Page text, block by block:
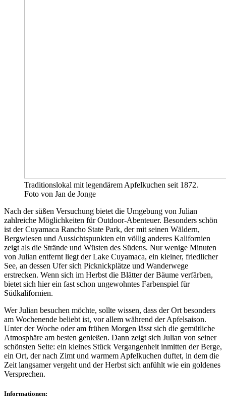
Traditionslokal mit legendärem Apfelkuchen seit 1872.
Foto von Jan de Jonge
Nach der süßen Versuchung bietet die Umgebung von Julian
zahlreiche Möglichkeiten für Outdoor-Abenteuer. Besonders schön
ist der Cuyamaca Rancho State Park, der mit seinen Wäldern,
Bergwiesen und Aussichtspunkten ein völlig anderes Kalifornien
zeigt als die Strände und Wüsten des Südens. Nur wenige Minuten
von Julian entfernt liegt der Lake Cuyamaca, ein kleiner, friedlicher
See, an dessen Ufer sich Picknickplätze und Wanderwege
erstrecken. Wenn sich im Herbst die Blätter der Bäume verfärben,
bietet sich hier ein fast schon ungewohntes Farbenspiel für
Südkalifornien.
Wer Julian besuchen möchte, sollte wissen, dass der Ort besonders
am Wochenende beliebt ist, vor allem während der Apfelsaison.
Unter der Woche oder am frühen Morgen lässt sich die gemütliche
Atmosphäre am besten genießen. Dann zeigt sich Julian von seiner
schönsten Seite: ein kleines Stück Vergangenheit inmitten der Berge,
ein Ort, der nach Zimt und warmem Apfelkuchen duftet, in dem die
Zeit langsamer vergeht und der Herbst sich anfühlt wie ein goldenes
Versprechen.
Informationen: